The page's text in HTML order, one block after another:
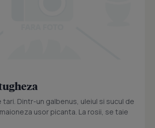
tari. Dintr-un galbenus, uleiul si sucul de
usor picanta. La rosii, se taie